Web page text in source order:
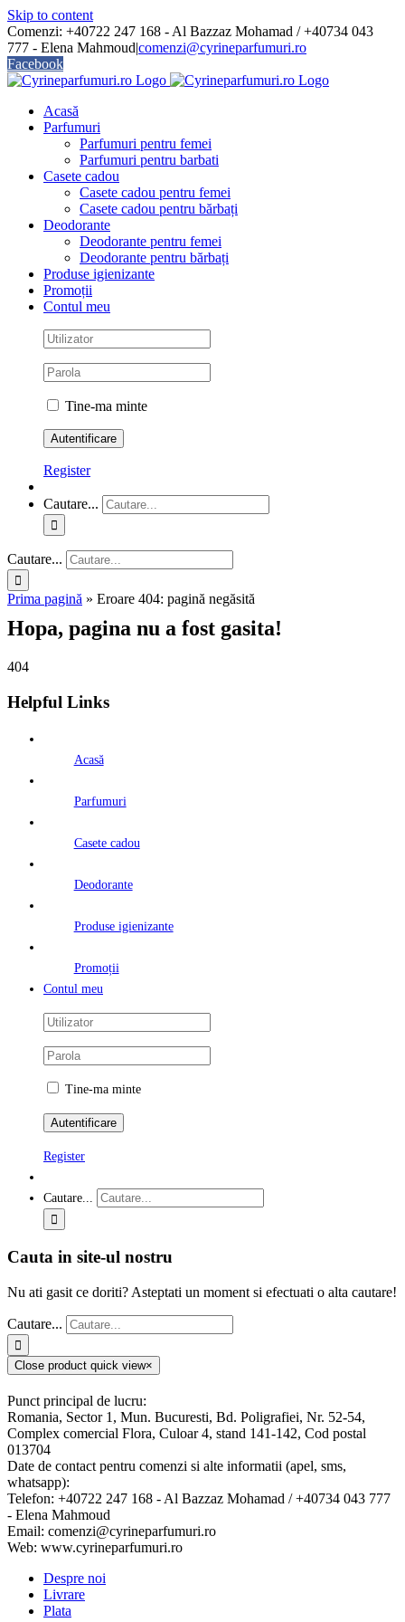
Skip to content
Comenzi: +40722 247 168 - Al Bazzaz Mohamad / +40734 043
777 - Elena Mahmoud|comenzi@cyrineparfumuri.ro
Facebook
Acasă
Parfumuri
Parfumuri pentru femei
Parfumuri pentru barbati
Casete cadou
Casete cadou pentru femei
Casete cadou pentru bărbați
Deodorante
Deodorante pentru femei
Deodorante pentru bărbați
Produse igienizante
Promoții
Contul meu
Tine-ma minte
Register
Cautare...
Cautare...
Prima pagină » Eroare 404: pagină negăsită
Hopa, pagina nu a fost gasita!
404
Helpful Links
Acasă
Parfumuri
Casete cadou
Deodorante
Produse igienizante
Promoții
Contul meu
Tine-ma minte
Register
Cautare...
Cauta in site-ul nostru
Nu ati gasit ce doriti? Asteptati un moment si efectuati o alta cautare!
Cautare...
Close product quick view×
Punct principal de lucru:
Romania, Sector 1, Mun. Bucuresti, Bd. Poligrafiei, Nr. 52-54,
Complex comercial Flora, Culoar 4, stand 141-142, Cod postal
013704
Date de contact pentru comenzi si alte informatii (apel, sms,
whatsapp):
Telefon: +40722 247 168 - Al Bazzaz Mohamad / +40734 043 777
- Elena Mahmoud
Email: comenzi@cyrineparfumuri.ro
Web: www.cyrineparfumuri.ro
Despre noi
Livrare
Plata